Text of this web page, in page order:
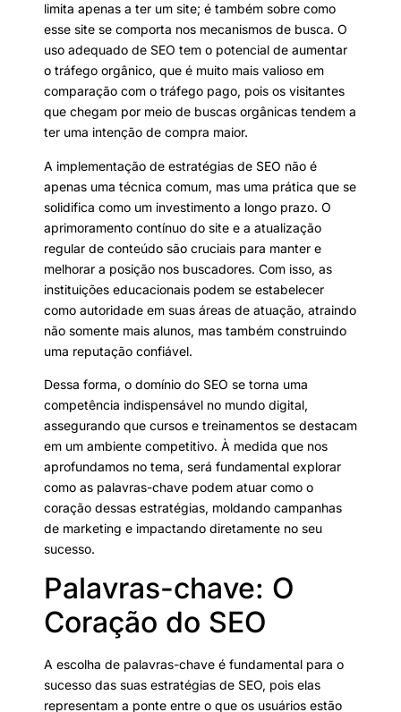
limita apenas a ter um site; é também sobre como
esse site se comporta nos mecanismos de busca. O
uso adequado de SEO tem o potencial de aumentar
o tráfego orgânico, que é muito mais valioso em
comparação com o tráfego pago, pois os visitantes
que chegam por meio de buscas orgânicas tendem a
ter uma intenção de compra maior.
A implementação de estratégias de SEO não é
apenas uma técnica comum, mas uma prática que se
solidifica como um investimento a longo prazo. O
aprimoramento contínuo do site e a atualização
regular de conteúdo são cruciais para manter e
melhorar a posição nos buscadores. Com isso, as
instituições educacionais podem se estabelecer
como autoridade em suas áreas de atuação, atraindo
não somente mais alunos, mas também construindo
uma reputação confiável.
Dessa forma, o domínio do SEO se torna uma
competência indispensável no mundo digital,
assegurando que cursos e treinamentos se destacam
em um ambiente competitivo. À medida que nos
aprofundamos no tema, será fundamental explorar
como as palavras-chave podem atuar como o
coração dessas estratégias, moldando campanhas
de marketing e impactando diretamente no seu
sucesso.
Palavras-chave: O
Coração do SEO
A escolha de palavras-chave é fundamental para o
sucesso das suas estratégias de SEO, pois elas
representam a ponte entre o que os usuários estão